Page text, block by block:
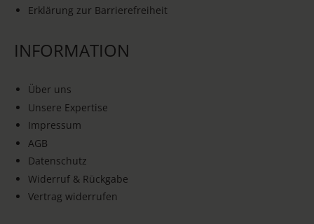
Erklärung zur Barrierefreiheit
INFORMATION
Über uns
Unsere Expertise
Impressum
AGB
Datenschutz
Widerruf & Rückgabe
Vertrag widerrufen